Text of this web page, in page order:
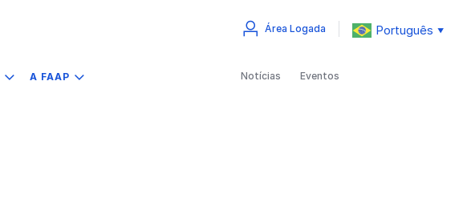
A FAAP
Área Logada Português ▼
Notícias Eventos